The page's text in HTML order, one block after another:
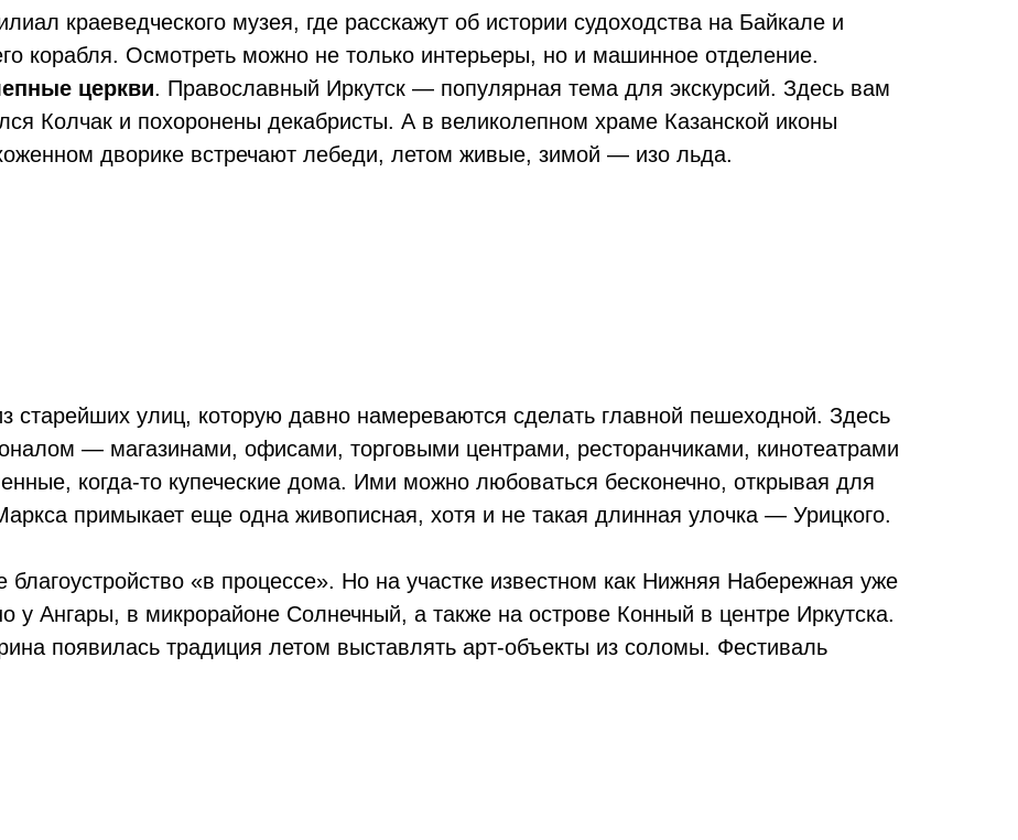
краеведческого музея, где расскажут об истории судоходства на Байкале и
корабля. Осмотреть можно не только интерьеры, но и машинное отделение.
церкви. Православный Иркутск — популярная тема для экскурсий. Здесь вам
Колчак и похоронены декабристы. А в великолепном храме Казанской иконы
дворике встречают лебеди, летом живые, зимой — изо льда.
старейших улиц, которую давно намереваются сделать главной пешеходной. Здесь
— магазинами, офисами, торговыми центрами, ресторанчиками, кинотеатрами
когда-то купеческие дома. Ими можно любоваться бесконечно, открывая для
примыкает еще одна живописная, хотя и не такая длинная улочка — Урицкого.
благоустройство «в процессе». Но на участке известном как Нижняя Набережная уже
у Ангары, в микрорайоне Солнечный, а также на острове Конный в центре Иркутска.
появилась традиция летом выставлять арт-объекты из соломы. Фестиваль